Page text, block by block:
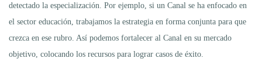
detectado la especialización. Por ejemplo, si un Canal se ha enfocado en
el sector educación, trabajamos la estrategia en forma conjunta para que
crezca en ese rubro. Así podemos fortalecer al Canal en su mercado
objetivo, colocando los recursos para lograr casos de éxito.